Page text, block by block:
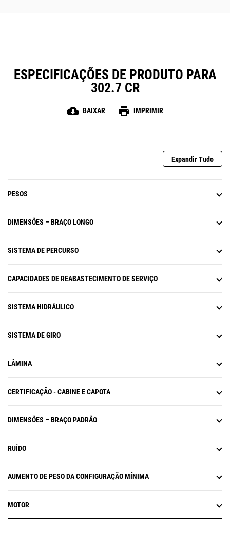
ESPECIFICAÇÕES DE PRODUTO PARA
302.7 CR
cloud_download BAIXAR print IMPRIMIR
Expandir Tudo
PESOS
DIMENSÕES – BRAÇO LONGO
SISTEMA DE PERCURSO
CAPACIDADES DE REABASTECIMENTO DE SERVIÇO
SISTEMA HIDRÁULICO
SISTEMA DE GIRO
LÂMINA
CERTIFICAÇÃO - CABINE E CAPOTA
DIMENSÕES – BRAÇO PADRÃO
RUÍDO
AUMENTO DE PESO DA CONFIGURAÇÃO MÍNIMA
MOTOR